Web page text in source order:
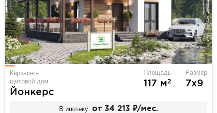
Каркасно-
щитовой дом
Йонкерс
Площадь
117 м2
Размер
7х9
В ипотеку: от 34 213 ₽/мес.